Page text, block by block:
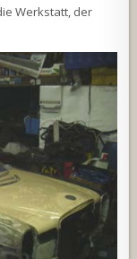
Werkstatt, der